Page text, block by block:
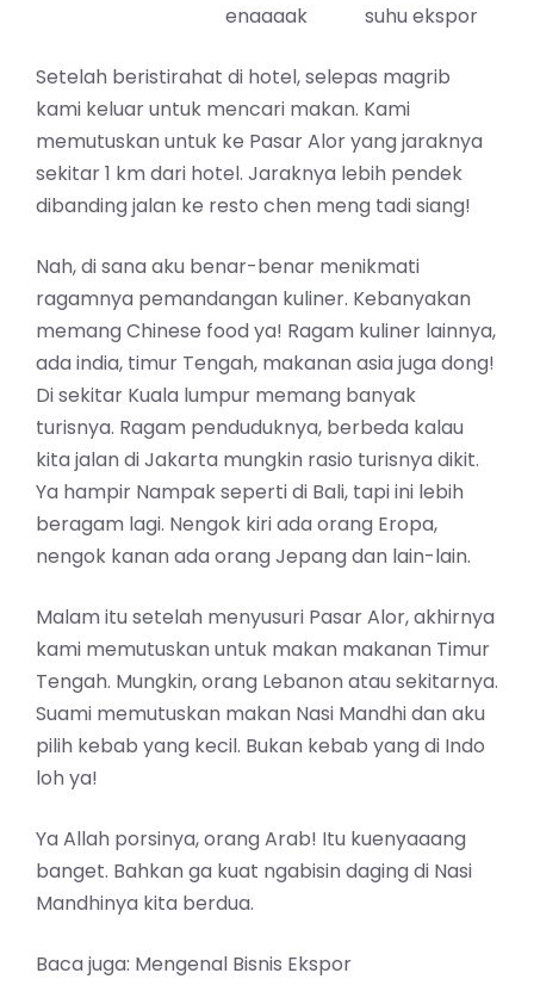
enaaaak
suhu ekspor
Setelah beristirahat di hotel, selepas magrib
kami keluar untuk mencari makan. Kami
memutuskan untuk ke Pasar Alor yang jaraknya
sekitar 1 km dari hotel. Jaraknya lebih pendek
dibanding jalan ke resto chen meng tadi siang!
Nah, di sana aku benar-benar menikmati
ragamnya pemandangan kuliner. Kebanyakan
memang Chinese food ya! Ragam kuliner lainnya,
ada india, timur Tengah, makanan asia juga dong!
Di sekitar Kuala lumpur memang banyak
turisnya. Ragam penduduknya, berbeda kalau
kita jalan di Jakarta mungkin rasio turisnya dikit.
Ya hampir Nampak seperti di Bali, tapi ini lebih
beragam lagi. Nengok kiri ada orang Eropa,
nengok kanan ada orang Jepang dan lain-lain.
Malam itu setelah menyusuri Pasar Alor, akhirnya
kami memutuskan untuk makan makanan Timur
Tengah. Mungkin, orang Lebanon atau sekitarnya.
Suami memutuskan makan Nasi Mandhi dan aku
pilih kebab yang kecil. Bukan kebab yang di Indo
loh ya!
Ya Allah porsinya, orang Arab! Itu kuenyaaang
banget. Bahkan ga kuat ngabisin daging di Nasi
Mandhinya kita berdua.
Baca juga: Mengenal Bisnis Ekspor